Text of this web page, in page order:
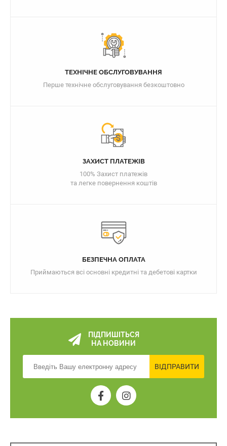
ТЕХНІЧНЕ ОБСЛУГОВУВАННЯ
Перше технічне обслуговування безкоштовно
ЗАХИСТ ПЛАТЕЖІВ
100% Захист платежів
та легке повернення коштів
БЕЗПЕЧНА ОПЛАТА
Приймаються всі основні кредитні та дебетові картки
ПІДПИШІТЬСЯ
НА НОВИНИ
ВІДПРАВИТИ